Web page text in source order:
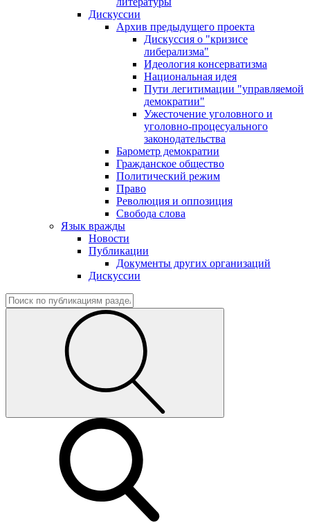
Дискуссии
Архив предыдущего проекта
Дискуссия о "кризисе
либерализма"
Идеология консерватизма
Национальная идея
Пути легитимации "управляемой
демократии"
Ужесточение уголовного и
уголовно-процесуального
законодательства
Барометр демократии
Гражданское общество
Политический режим
Право
Революция и оппозиция
Свобода слова
Язык вражды
Новости
Публикации
Документы других организаций
Дискуссии